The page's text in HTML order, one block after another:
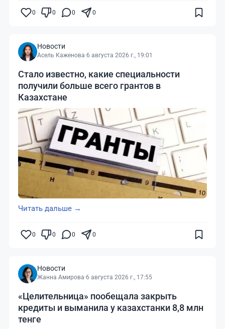
0 0 0 0
Новости
Асель Каженова·6 августа 2026 г., 19:01
Стало известно, какие специальности
получили больше всего грантов в
Казахстане
Читать дальше →
0 0 0 0
Новости
Жанна Амирова·6 августа 2026 г., 17:55
«Целительница» пообещала закрыть
кредиты и выманила у казахстанки 8,8 млн
тенге